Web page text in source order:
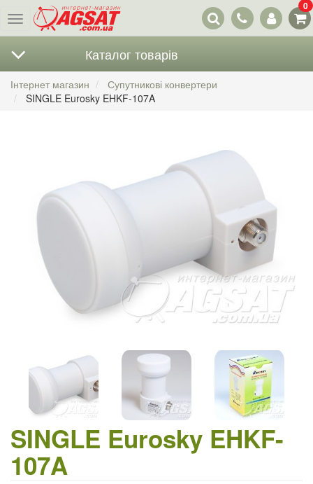
Меню
Наші
контакти
0
Каталог товарів
Інтернет магазин
Супутникові конвертери
SINGLE Eurosky EHKF-107A
SINGLE Eurosky EHKF-
107A